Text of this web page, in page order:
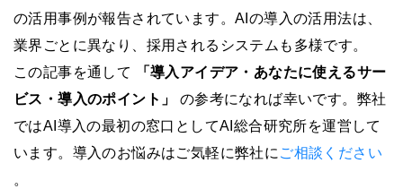
の活用事例が報告されています。AIの導入の活用法は、
業界ごとに異なり、採用されるシステムも多様です。
この記事を通して
「導入アイデア・あなたに使えるサー
ビス・導入のポイント」
の参考になれば幸いです。弊社
ではAI導入の最初の窓口としてAI総合研究所を運営して
います。導入のお悩みはご気軽に弊社に ご相談ください
。